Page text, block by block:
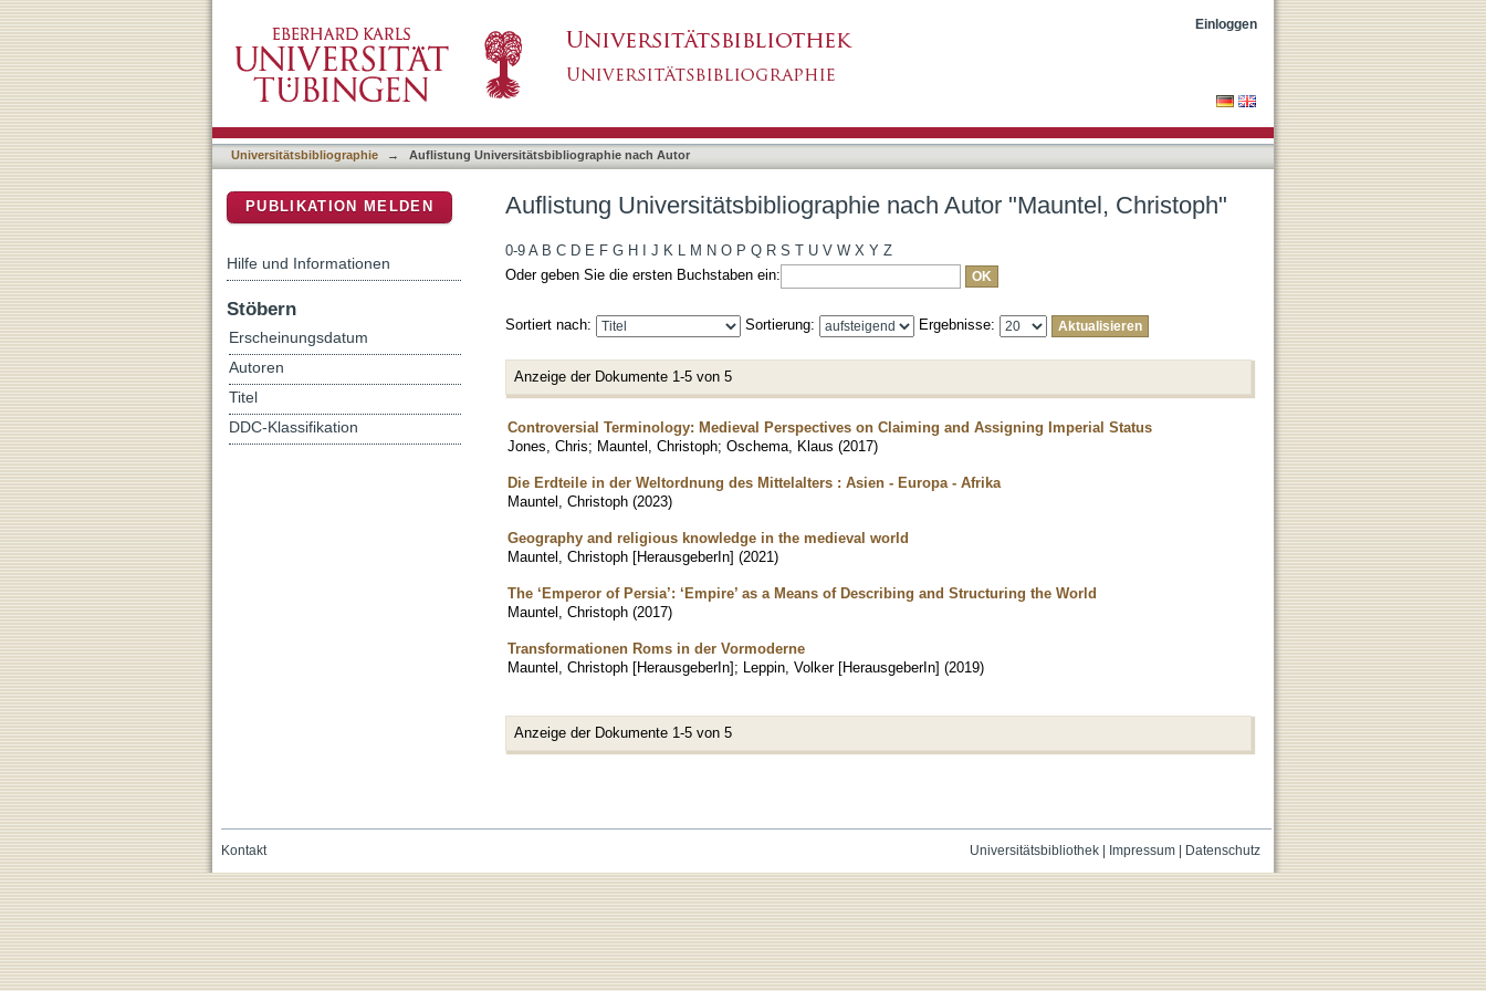
Einloggen
Universitätsbibliographie → Auflistung Universitätsbibliographie nach Autor
Auflistung Universitätsbibliographie nach Autor "Mauntel, Christoph"
0-9 A B C D E F G H J K L M N O P Q R S T U V W X Y Z
Oder geben Sie die ersten Buchstaben ein:
Sortiert nach: Sortierung: Ergebnisse:
Anzeige der Dokumente 1-5 von 5
Controversial Terminology: Medieval Perspectives on Claiming and Assigning Imperial Status
Jones, Chris; Mauntel, Christoph; Oschema, Klaus (2017)
Die Erdteile in der Weltordnung des Mittelalters : Asien - Europa - Afrika
Mauntel, Christoph (2023)
Geography and religious knowledge in the medieval world
Mauntel, Christoph [HerausgeberIn] (2021)
The ‘Emperor of Persia’: ‘Empire’ as a Means of Describing and Structuring the World
Mauntel, Christoph (2017)
Transformationen Roms in der Vormoderne
Mauntel, Christoph [HerausgeberIn]; Leppin, Volker [HerausgeberIn] (2019)
Anzeige der Dokumente 1-5 von 5
PUBLIKATION MELDEN
Hilfe und Informationen
Stöbern
Erscheinungsdatum
Autoren
Titel
DDC-Klassifikation
Universitätsbibliothek| Impressum| Datenschutz
Kontakt